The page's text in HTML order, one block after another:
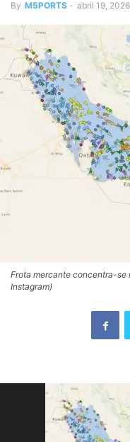
By M5PORTS - abril 19, 2026
Frota mercante concentra-se
Instagram)